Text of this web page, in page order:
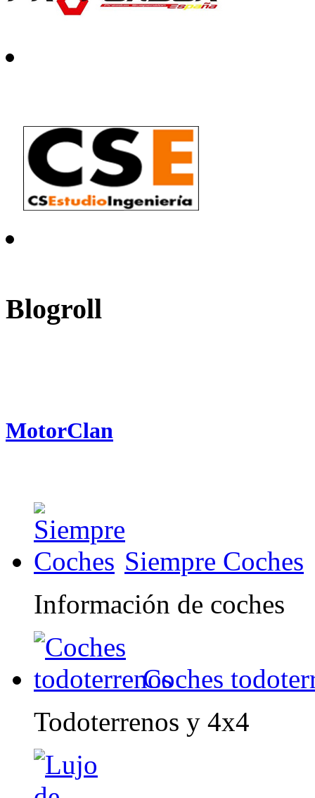
Blogroll
MotorClan
Siempre Coches
Información de coches
Coches
Todoterrenos y 4x4